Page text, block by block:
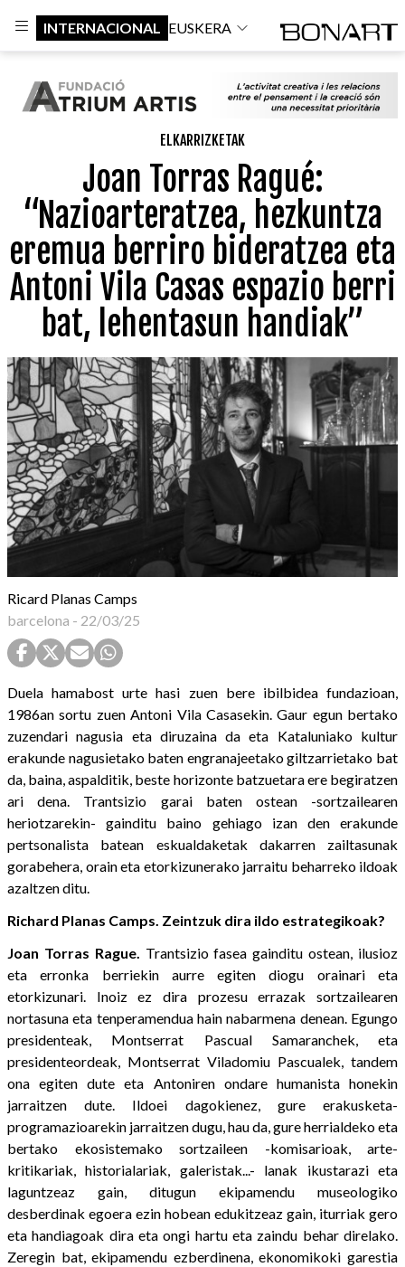
INTERNACIONAL EUSKERA
ELKARRIZKETAK
Joan Torras Ragué:
“Nazioarteratzea, hezkuntza
eremua berriro bideratzea eta
Antoni Vila Casas espazio berri
bat, lehentasun handiak”
Ricard Planas Camps
barcelona - 22/03/25
Duela hamabost urte hasi zuen bere ibilbidea fundazioan,
1986an sortu zuen Antoni Vila Casasekin. Gaur egun bertako
zuzendari nagusia eta diruzaina da eta Kataluniako kultur
erakunde nagusietako baten engranajeetako giltzarrietako bat
da, baina, aspalditik, beste horizonte batzuetara ere begiratzen
ari dena. Trantsizio garai baten ostean -sortzailearen
heriotzarekin- gainditu baino gehiago izan den erakunde
pertsonalista batean eskualdaketak dakarren zailtasunak
gorabehera, orain eta etorkizunerako jarraitu beharreko ildoak
azaltzen ditu.
Richard Planas Camps. Zeintzuk dira ildo estrategikoak?
Joan Torras Rague. Trantsizio fasea gainditu ostean, ilusioz
eta erronka berriekin aurre egiten diogu orainari eta
etorkizunari. Inoiz ez dira prozesu errazak sortzailearen
nortasuna eta tenperamendua hain nabarmena denean. Egungo
presidenteak, Montserrat Pascual Samaranchek, eta
presidenteordeak, Montserrat Viladomiu Pascualek, tandem
ona egiten dute eta Antoniren ondare humanista honekin
jarraitzen dute. Ildoei dagokienez, gure erakusketa-
programazioarekin jarraitzen dugu, hau da, gure herrialdeko eta
bertako ekosistemako sortzaileen -komisarioak, arte-
kritikariak, historialariak, galeristak...- lanak ikustarazi eta
laguntzeaz gain, ditugun ekipamendu museologiko
desberdinak egoera ezin hobean edukitzeaz gain, iturriak gero
eta handiagoak dira eta ongi hartu eta zaindu behar direlako.
Zeregin bat, ekipamendu ezberdinena, ekonomikoki garestia